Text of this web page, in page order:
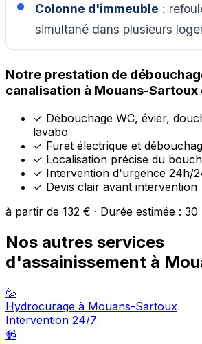
Colonne d'immeuble :
simultané dans plusieurs
Notre prestation de
canalisation à Mouans-
✓ Débouchage WC, évier,
lavabo
✓ Furet électrique et
✓ Localisation précise du
✓ Intervention d'urgence 24h/
✓ Devis clair avant intervention
à partir de 132 € · Durée estimée : 30
Nos autres services
d'assainissement à
💦
Hydrocurage à Mouans-Sartoux
Intervention 24/7
📹